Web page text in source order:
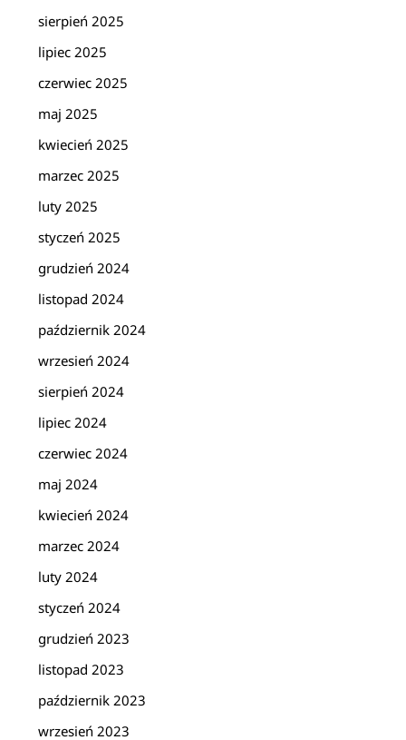
sierpień 2025
lipiec 2025
czerwiec 2025
maj 2025
kwiecień 2025
marzec 2025
luty 2025
styczeń 2025
grudzień 2024
listopad 2024
październik 2024
wrzesień 2024
sierpień 2024
lipiec 2024
czerwiec 2024
maj 2024
kwiecień 2024
marzec 2024
luty 2024
styczeń 2024
grudzień 2023
listopad 2023
październik 2023
wrzesień 2023